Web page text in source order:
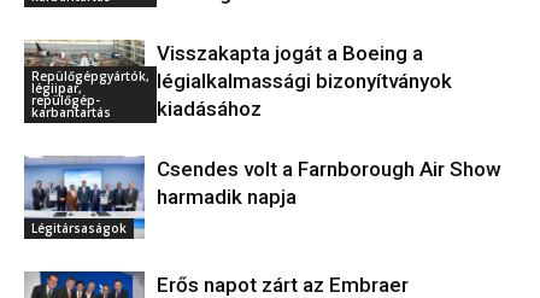
Repülőgépgyártók,
légiipar,
repülőgép-
karbantartás
Visszakapta jogát a Boeing a
légialkalmassági bizonyítványok
kiadásához
Légitársaságok
Csendes volt a Farnborough Air Show
harmadik napja
Erős napot zárt az Embraer